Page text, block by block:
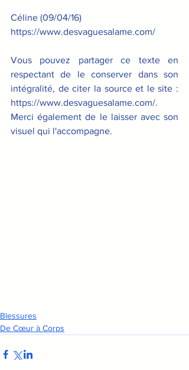
Céline (09/04/16)
https://www.desvaguesalame.com/
Vous pouvez partager ce texte en
respectant de le conserver dans son
intégralité, de citer la source et le site :
https://www.desvaguesalame.com/.
Merci également de le laisser avec son
visuel qui l'accompagne.
Blessures
De Cœur à Corps